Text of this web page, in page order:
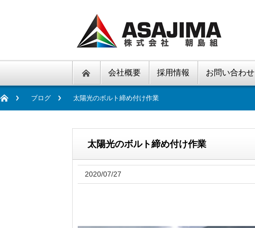
会社概要 採用情報 お問い合わせ
ブログ 太陽光のボルト締め付け作業
太陽光のボルト締め付け作業
2020/07/27